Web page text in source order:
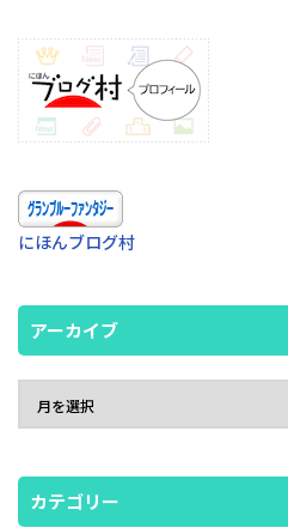
にほんブログ村
アーカイブ
カテゴリー